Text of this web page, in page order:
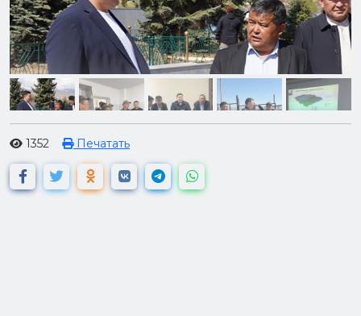
1352 Печатать